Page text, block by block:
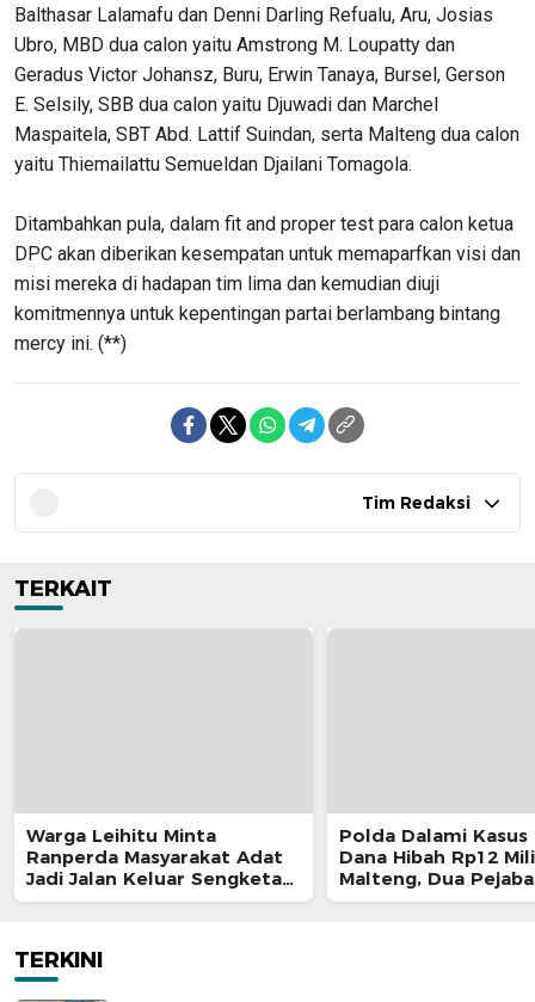
Balthasar Lalamafu dan Denni Darling Refualu, Aru, Josias
Ubro, MBD dua calon yaitu Amstrong M. Loupatty dan
Geradus Victor Johansz, Buru, Erwin Tanaya, Bursel, Gerson
E. Selsily, SBB dua calon yaitu Djuwadi dan Marchel
Maspaitela, SBT Abd. Lattif Suindan, serta Malteng dua calon
yaitu Thiemailattu Semueldan Djailani Tomagola.
Ditambahkan pula, dalam fit and proper test para calon ketua
DPC akan diberikan kesempatan untuk memaparfkan visi dan
misi mereka di hadapan tim lima dan kemudian diuji
komitmennya untuk kepentingan partai berlambang bintang
mercy ini. (**)
Tim Redaksi
TERKAIT
Warga Leihitu Minta
Ranperda Masyarakat Adat
Jadi Jalan Keluar Sengketa
Enam Dusun Tanjung Sial
Polda Dalami Kasus
Dana Hibah Rp12
Malteng, Dua
Pemkab Diperiksa
TERKINI